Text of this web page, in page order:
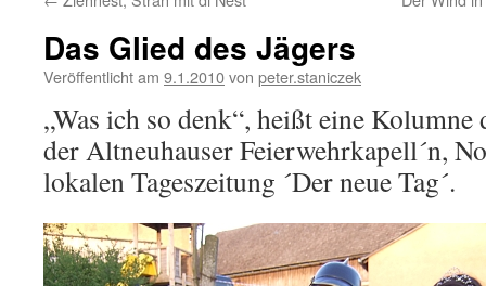
Das Glied des Jägers
Veröffentlicht am 9.1.2010von peter.staniczek
„Was ich so denk“, heißt eine Kolumne
der Altneuhauser Feierwehrkapell´n,
lokalen Tageszeitung ´Der neue Tag´.